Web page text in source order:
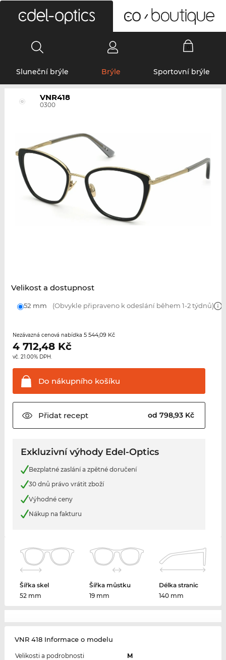
Sluneční brýle Brýle Sportovní brýle
VNR418
0300
Velikost a dostupnost
52 mm (Obvykle připraveno k odeslání během 1-2 týdnů)
Nezávazná cenová nabídka 5 544,09 Kč
4 712,48Kč
vč. 21.00% DPH.
Do nákupního košíku
Přidatrecept od 798,93 Kč
Exkluzivní výhody Edel-Optics
Bezplatné zaslání a zpětné doručení
30 dnů právo vrátit zboží
Výhodné ceny
Nákup na fakturu
Šířka skel
52 mm
Šířka můstku
19 mm
Délka stranic
140 mm
VNR 418 Informace o modelu
Velikosti a podrobnosti
M